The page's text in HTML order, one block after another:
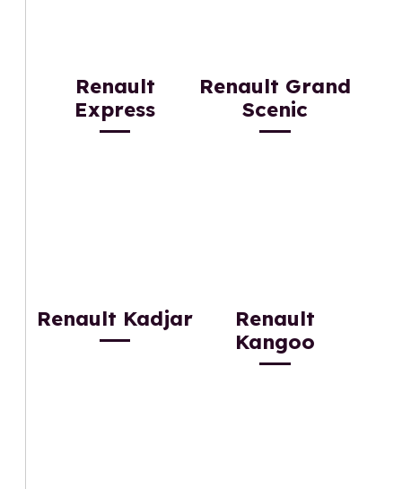
Renault
Express
Renault Grand
Scenic
Renault Kadjar
Renault
Kangoo